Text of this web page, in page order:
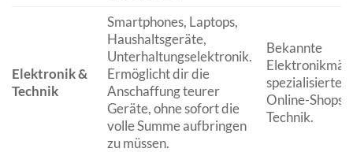
Elektronik &
Technik
Smartphones, Laptops,
Haushaltsgeräte,
Unterhaltungselektronik.
Ermöglicht dir die
Anschaffung teurer
Geräte, ohne sofort die
volle Summe aufbringen
zu müssen.
Bekannte
spezialisierte
Online-Shops
Technik.